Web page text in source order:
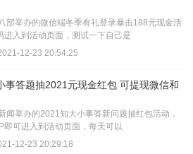
部举办的微信端冬季有礼登录暴击188元现金活
进入到活动页面，测试一下自己是
12-23 20:54:25
事答题抽2021元现金红包 可提现微信和
闻举办的2021知大小事答新问题抽红包活动，
即可进入到活动页面，每天可以
12-23 20:29:18